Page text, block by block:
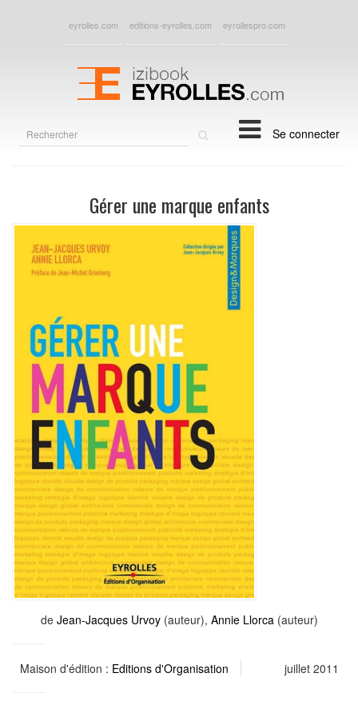
eyrolles.com editions-eyrolles.com eyrollespro.com
Se connecter
Gérer une marque enfants
de Jean-Jacques Urvoy(auteur), Annie Llorca(auteur)
Maison d'édition : Editions d'Organisation juillet 2011